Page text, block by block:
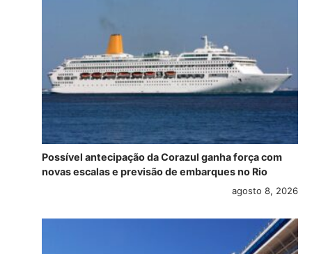
Possível antecipação da Corazul ganha força com
novas escalas e previsão de embarques no Rio
agosto 8, 2026